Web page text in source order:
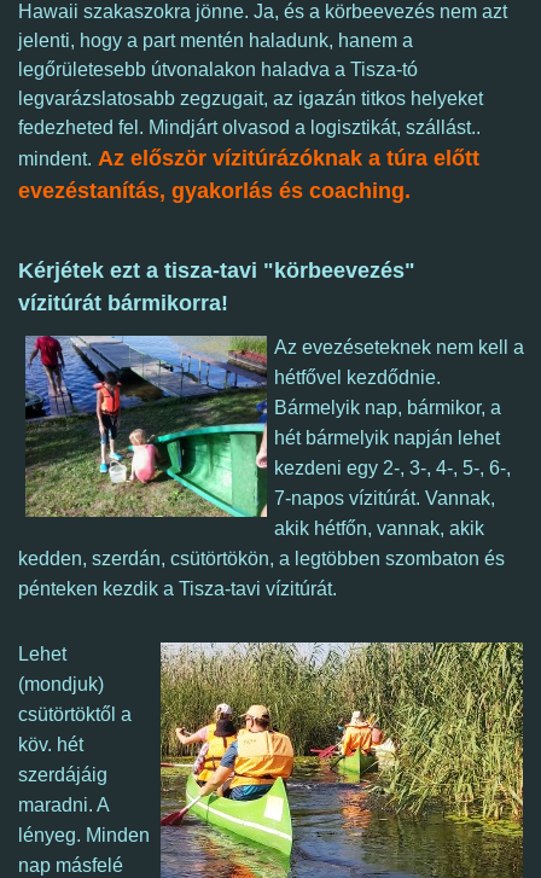
Hawaii szakaszokra jönne. Ja, és a körbeevezés nem azt
jelenti, hogy a part mentén haladunk, hanem a
legőrületesebb útvonalakon haladva a Tisza-tó
legvarázslatosabb zegzugait, az igazán titkos helyeket
fedezheted fel. Mindjárt olvasod a logisztikát, szállást..
mindent. Az először vízitúrázóknak a túra előtt
evezéstanítás, gyakorlás és coaching.
Kérjétek ezt a tisza-tavi "körbeevezés"
vízitúrát bármikorra!
Az evezéseteknek nem kell a
hétfővel kezdődnie.
Bármelyik nap, bármikor, a
hét bármelyik napján lehet
kezdeni egy 2-, 3-, 4-, 5-, 6-,
7-napos vízitúrát. Vannak,
akik hétfőn, vannak, akik
kedden, szerdán, csütörtökön, a legtöbben szombaton és
pénteken kezdik a Tisza-tavi vízitúrát.
Lehet
(mondjuk)
csütörtöktől a
köv. hét
szerdájáig
maradni. A
lényeg. Minden
nap másfelé